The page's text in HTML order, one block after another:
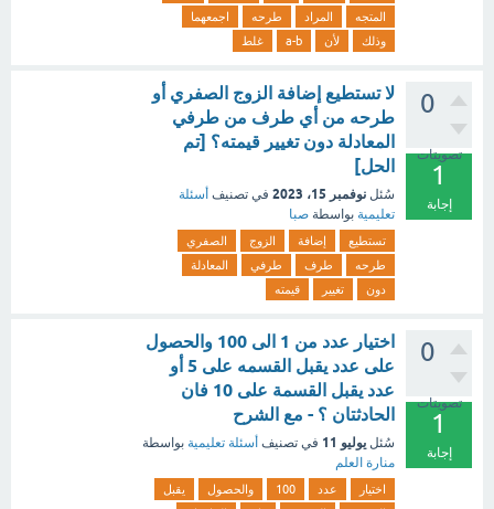
المتجه
المراد طرحه
اجمعهما
وذلك
لأن a-b غلط
0
تصويتات
1
إجابة
لا تستطيع إضافة الزوج الصفري أو
طرحه من أي طرف من طرفي
المعادلة دون تغيير قيمته؟ [تم
الحل]
سُئل نوفمبر 15، 2023 في تصنيف أسئلة
تعليمية بواسطة صبا
تستطيع إضافة الزوج
الصفري
طرحه
طرف طرفي
المعادلة
دون
تغيير قيمته
0
تصويتات
1
إجابة
اختيار عدد من 1 الى 100 والحصول
على عدد يقبل القسمه على 5 أو
عدد يقبل القسمة على 10 فان
الحادثتان ؟ - مع الشرح
سُئل يوليو 11 في تصنيف أسئلة تعليمية بواسطة
منارة العلم
اختيار عدد 100 والحصول
يقبل